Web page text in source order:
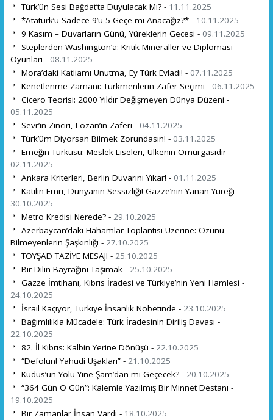
Türk’ün Sesi Bağdat’ta Duyulacak Mı? - 11.11.2025
*Atatürk’ü Sadece 9’u 5 Geçe mi Anacağız?* - 10.11.2025
9 Kasım – Duvarların Günü, Yüreklerin Gecesi - 09.11.2025
Steplerden Washington’a: Kritik Mineraller ve Diplomasi
Oyunları - 08.11.2025
Mora’daki Katliamı Unutma, Ey Türk Evladı! - 07.11.2025
Kenetlenme Zamanı: Türkmenlerin Zafer Seçimi - 06.11.2025
Cicero Teorisi: 2000 Yıldır Değişmeyen Dünya Düzeni -
05.11.2025
Sevr’in Zinciri, Lozan’ın Zaferi - 04.11.2025
Türk’üm Diyorsan Bilmek Zorundasın! - 03.11.2025
Emeğin Türküsü: Meslek Liseleri, Ülkenin Omurgasıdır -
02.11.2025
Ankara Kriterleri, Berlin Duvarını Yıkar! - 01.11.2025
Katilin Emri, Dünyanın Sessizliği! Gazze’nin Yanan Yüreği -
30.10.2025
Metro Kredisi Nerede? - 29.10.2025
Azerbaycan’daki Hahamlar Toplantısı Üzerine: Özünü
Bilmeyenlerin Şaşkınlığı - 27.10.2025
TOYŞAD TAZİYE MESAJI - 25.10.2025
Bir Dilin Bayrağını Taşımak - 25.10.2025
Gazze İmtihanı, Kıbrıs İradesi ve Türkiye’nin Yeni Hamlesi -
24.10.2025
İsrail Kaçıyor, Türkiye İnsanlık Nöbetinde - 23.10.2025
Bağımlılıkla Mücadele: Türk İradesinin Diriliş Davası -
22.10.2025
82. İl Kıbrıs: Kalbin Yerine Dönüşü - 22.10.2025
“Defolun! Yahudi Uşakları” - 21.10.2025
Kudüs’ün Yolu Yine Şam’dan mı Geçecek? - 20.10.2025
“364 Gün O Gün”: Kalemle Yazılmış Bir Minnet Destanı -
19.10.2025
Bir Zamanlar İnsan Vardı - 18.10.2025